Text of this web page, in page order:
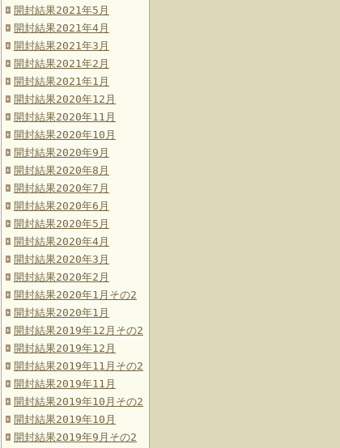
開封結果2021年5月
開封結果2021年4月
開封結果2021年3月
開封結果2021年2月
開封結果2021年1月
開封結果2020年12月
開封結果2020年11月
開封結果2020年10月
開封結果2020年9月
開封結果2020年8月
開封結果2020年7月
開封結果2020年6月
開封結果2020年5月
開封結果2020年4月
開封結果2020年3月
開封結果2020年2月
開封結果2020年1月その2
開封結果2020年1月
開封結果2019年12月その2
開封結果2019年12月
開封結果2019年11月その2
開封結果2019年11月
開封結果2019年10月その2
開封結果2019年10月
開封結果2019年9月その2